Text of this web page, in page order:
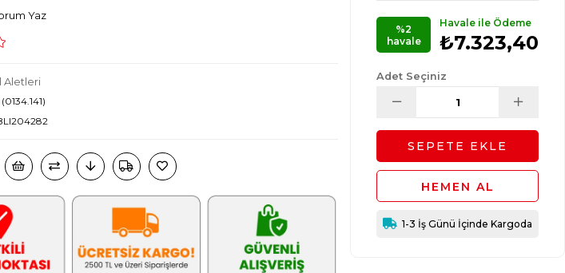
Yaz
Aletleri
(0134.141)
Havale ile Ödeme
₺7.323,40
%2
havale
Adet Seçiniz
1-3 İş Günü İçinde Kargoda